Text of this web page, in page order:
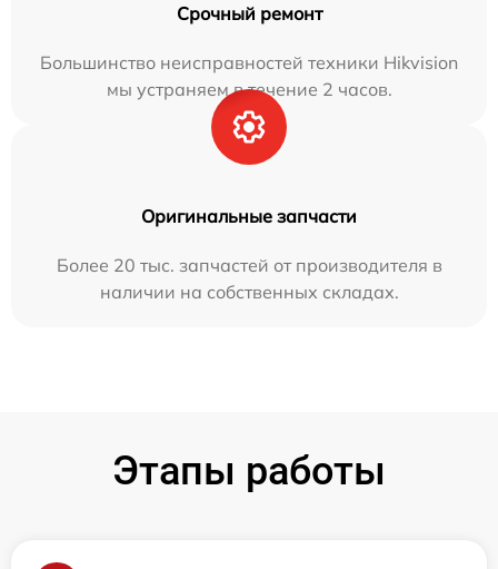
Срочный ремонт
Большинство неисправностей техники Hikvision
мы устраняем в течение 2 часов.
Оригинальные запчасти
Более 20 тыс. запчастей от производителя в
наличии на собственных складах.
Этапы работы